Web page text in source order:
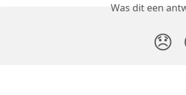
Was dit een
😞